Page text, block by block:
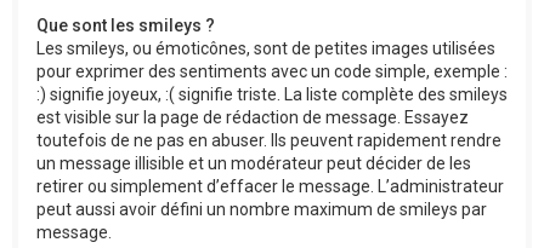
Que sont les smileys ?
Les smileys, ou émoticônes, sont de petites images utilisées
pour exprimer des sentiments avec un code simple, exemple :
:) signifie joyeux, :( signifie triste. La liste complète des smileys
est visible sur la page de rédaction de message. Essayez
toutefois de ne pas en abuser. Ils peuvent rapidement rendre
un message illisible et un modérateur peut décider de les
retirer ou simplement d’effacer le message. L’administrateur
peut aussi avoir défini un nombre maximum de smileys par
message.